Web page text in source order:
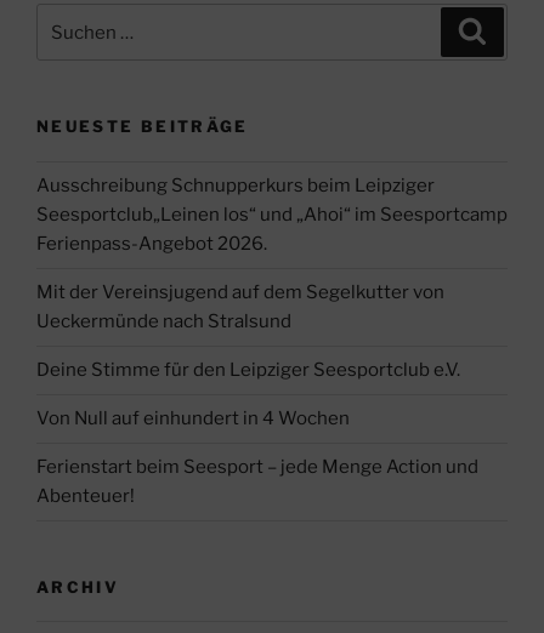
nach:
NEUESTE BEITRÄGE
Ausschreibung Schnupperkurs beim Leipziger
Seesportclub„Leinen los“ und „Ahoi“ im Seesportcamp
Ferienpass-Angebot 2026.
Mit der Vereinsjugend auf dem Segelkutter von
Ueckermünde nach Stralsund
Deine Stimme für den Leipziger Seesportclub e.V.
Von Null auf einhundert in 4 Wochen
Ferienstart beim Seesport – jede Menge Action und
Abenteuer!
ARCHIV